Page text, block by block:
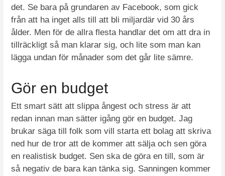
det. Se bara på grundaren av Facebook, som gick
från att ha inget alls till att bli miljardär vid 30 års
ålder. Men för de allra flesta handlar det om att dra in
tillräckligt så man klarar sig, och lite som man kan
lägga undan för månader som det går lite sämre.
Gör en budget
Ett smart sätt att slippa ångest och stress är att
redan innan man sätter igång gör en budget. Jag
brukar säga till folk som vill starta ett bolag att skriva
ned hur de tror att de kommer att sälja och sen göra
en realistisk budget. Sen ska de göra en till, som är
så negativ de bara kan tänka sig. Sanningen kommer